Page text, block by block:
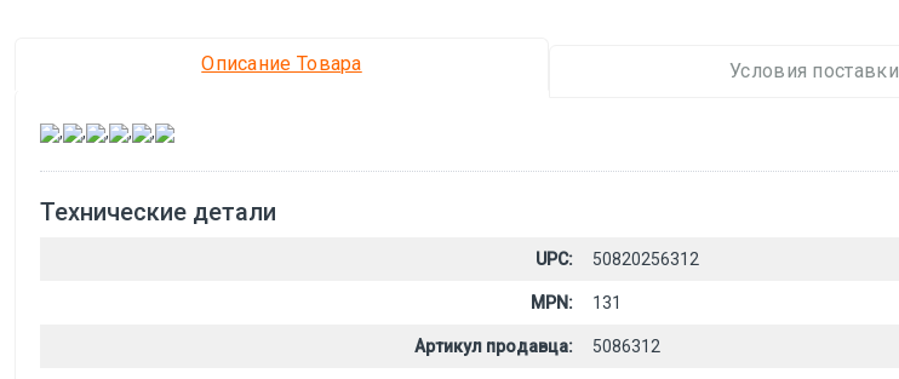
Описание Товара Условия поставки
, , , , ,
Технические детали
UPC: 50820256312
MPN: 131
Артикул продавца: 5086312